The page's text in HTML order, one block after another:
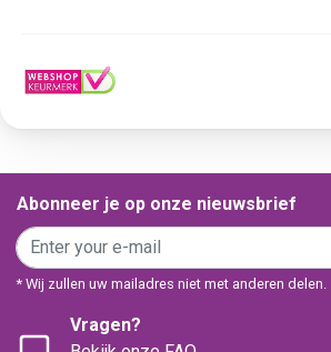
Abonneer je op onze nieuwsbrief
* Wij zullen uw mailadres niet met anderen delen.
Vragen?